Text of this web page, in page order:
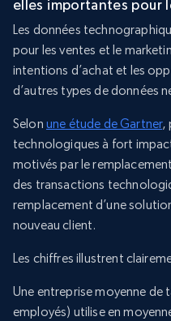
elles importantes pour
Les données
pour les ventes et le
intentions d’achat et les
d’autres types de données
Selon une étude de Gartner,
technologiques à fort
motivés par le
des transactions
remplacement d’une
nouveau client.
Les chiffres illustrent
Une entreprise moyenne de
employés) utilise en